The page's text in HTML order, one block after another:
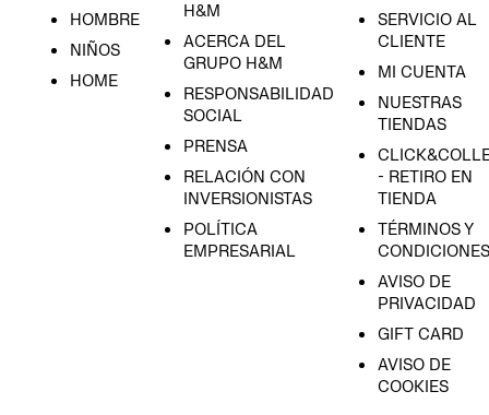
HOMBRE
NIÑOS
HOME
H&M
ACERCA DEL
GRUPO H&M
RESPONSABILIDAD
SOCIAL
PRENSA
RELACIÓN CON
INVERSIONISTAS
POLÍTICA
EMPRESARIAL
SERVICIO AL
CLIENTE
MI CUENTA
NUESTRAS
TIENDAS
- RETIRO EN
TIENDA
TÉRMINOS Y
CONDICIONES
AVISO DE
PRIVACIDAD
GIFT CARD
AVISO DE
COOKIES